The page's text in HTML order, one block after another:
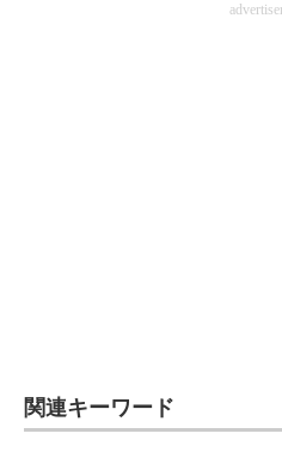
関連キーワード